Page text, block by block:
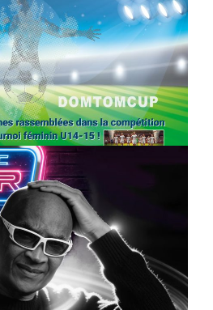
JEUNESSE & SPORTS
approche